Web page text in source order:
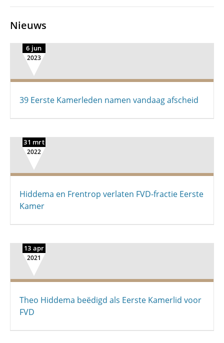
Nieuws
6 jun
2023
39 Eerste Kamerleden namen vandaag afscheid
31 mrt
2022
Hiddema en Frentrop verlaten FVD-fractie Eerste
Kamer
13 apr
2021
Theo Hiddema beëdigd als Eerste Kamerlid voor
FVD